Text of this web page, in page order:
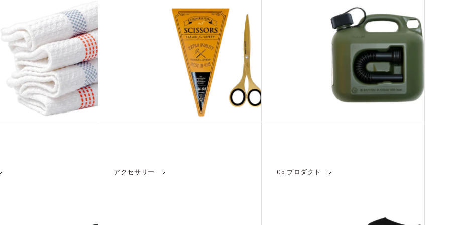
アクセサリー Co.プロダクト